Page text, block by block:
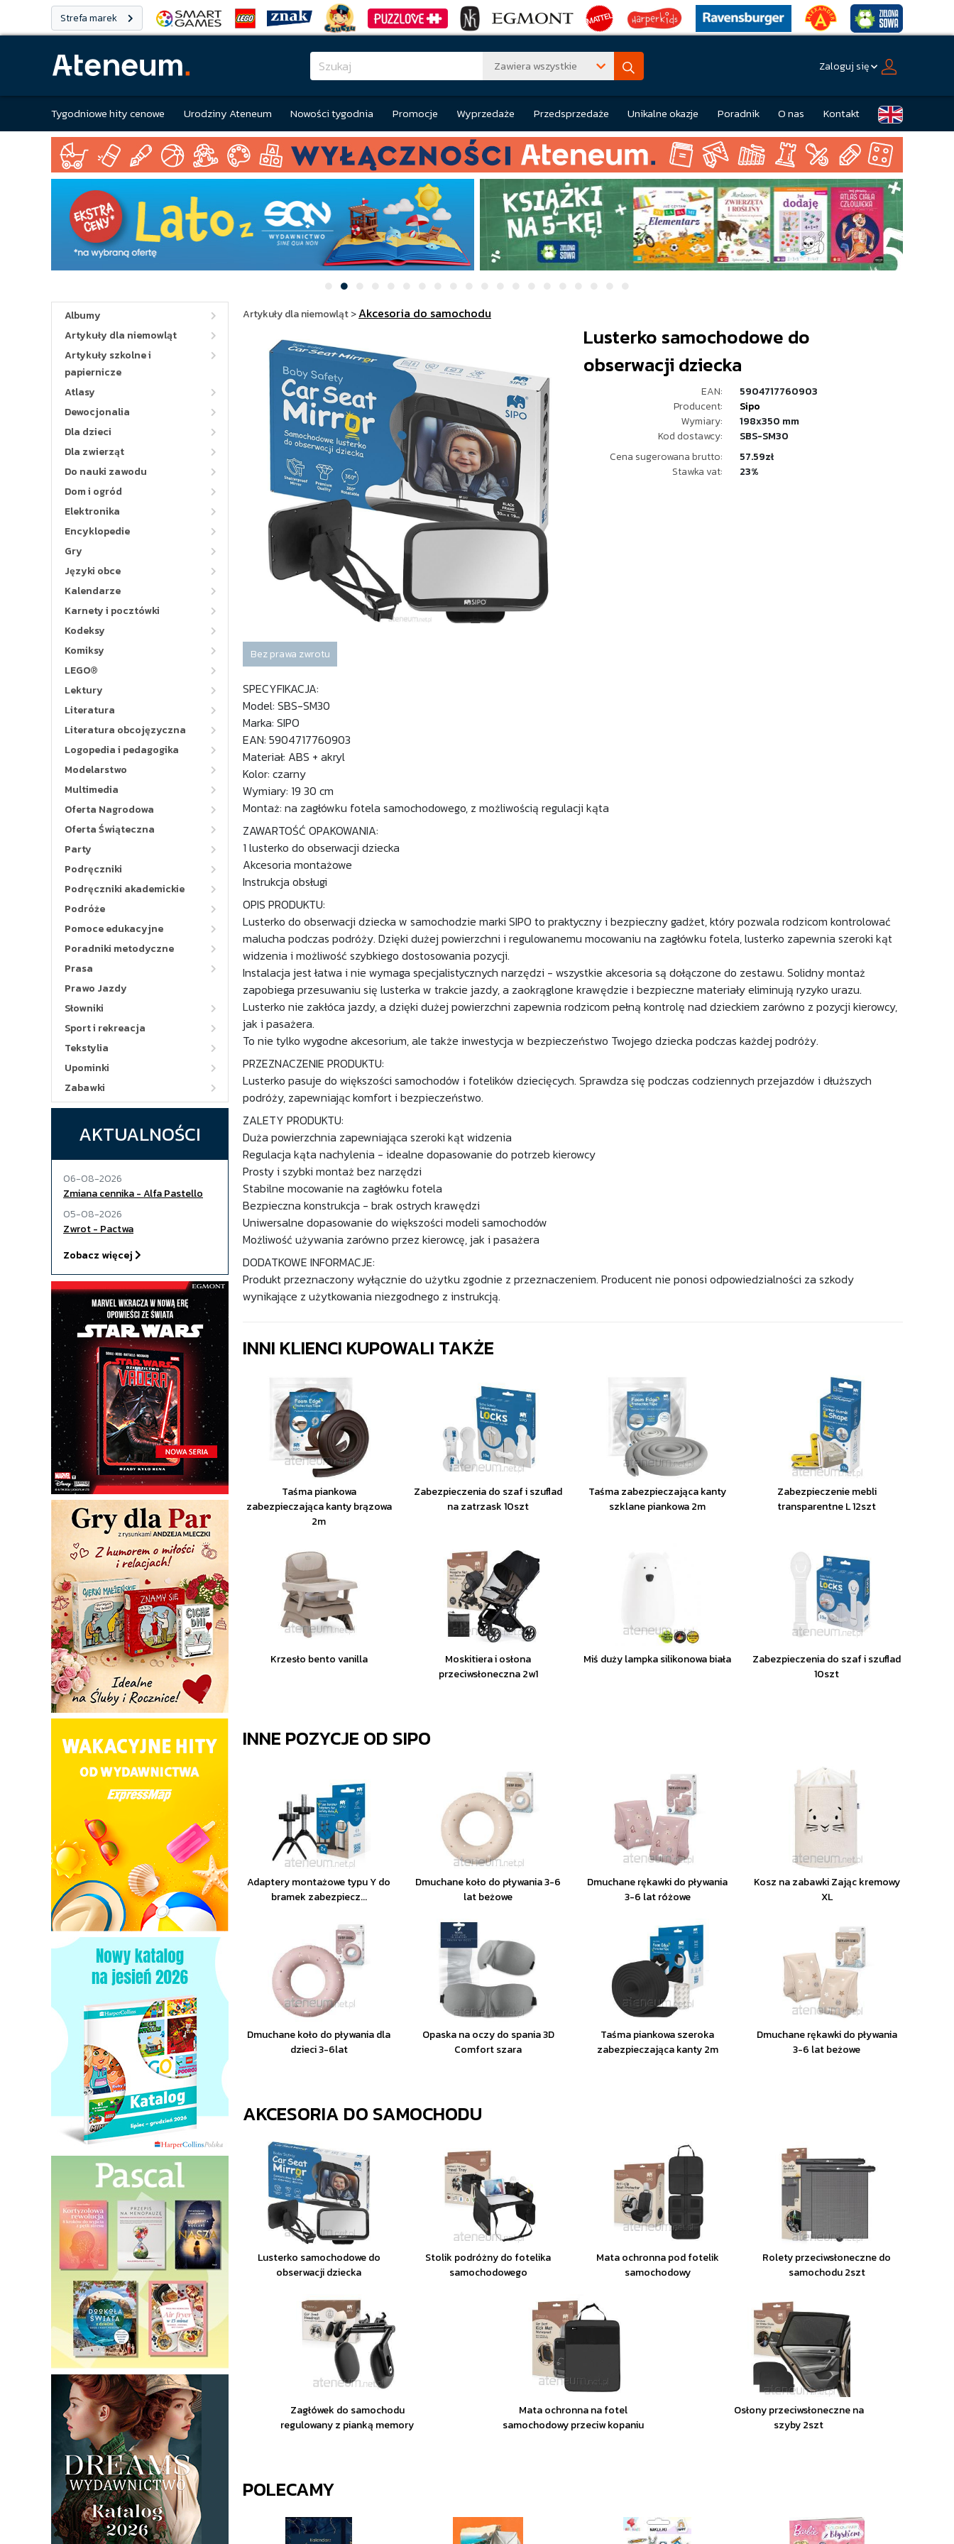
Strefa marek
Zawiera wszystkie Zaloguj się
Tygodniowe hity cenowe Urodziny Ateneum Nowości tygodnia Promocje Wyprzedaże Przedsprzedaże Unikalne okazje Poradnik O nas Kontakt
Albumy
Artykuły dla niemowląt
Artykuły szkolne i
papiernicze
Atlasy
Dewocjonalia
Dla dzieci
Dla zwierząt
Do nauki zawodu
Dom i ogród
Elektronika
Encyklopedie
Gry
Języki obce
Kalendarze
Karnety i pocztówki
Kodeksy
Komiksy
LEGO®
Lektury
Literatura
Literatura obcojęzyczna
Logopedia i pedagogika
Modelarstwo
Multimedia
Oferta Nagrodowa
Oferta Świąteczna
Party
Podręczniki
Podręczniki akademickie
Podróże
Pomoce edukacyjne
Poradniki metodyczne
Prasa
Prawo Jazdy
Słowniki
Sport i rekreacja
Tekstylia
Upominki
Zabawki
AKTUALNOŚCI
06-08-2026
Zmiana cennika - Alfa Pastello
05-08-2026
Zwrot - Pactwa
Zobacz więcej
Artykuły dla niemowląt>Akcesoria do samochodu
Lusterko samochodowe do
obserwacji dziecka
EAN:
5904717760903
Producent:
Sipo
Wymiary:
198x350 mm
Kod dostawcy:
SBS-SM30
Cena sugerowana brutto:
57.59zł
Stawka vat:
23%
Bez prawa zwrotu
SPECYFIKACJA:
Model: SBS-SM30
Marka: SIPO
EAN: 5904717760903
Materiał: ABS + akryl
Kolor: czarny
Wymiary: 19 30 cm
Montaż: na zagłówku fotela samochodowego, z możliwością regulacji kąta
ZAWARTOŚĆ OPAKOWANIA:
1 lusterko do obserwacji dziecka
Akcesoria montażowe
Instrukcja obsługi
OPIS PRODUKTU:
Lusterko do obserwacji dziecka w samochodzie marki SIPO to praktyczny i bezpieczny gadżet, który pozwala rodzicom kontrolować
malucha podczas podróży. Dzięki dużej powierzchni i regulowanemu mocowaniu na zagłówku fotela, lusterko zapewnia szeroki kąt
widzenia i możliwość szybkiego dostosowania pozycji.
Instalacja jest łatwa i nie wymaga specjalistycznych narzędzi - wszystkie akcesoria są dołączone do zestawu. Solidny montaż
zapobiega przesuwaniu się lusterka w trakcie jazdy, a zaokrąglone krawędzie i bezpieczne materiały eliminują ryzyko urazu.
Lusterko nie zakłóca jazdy, a dzięki dużej powierzchni zapewnia rodzicom pełną kontrolę nad dzieckiem zarówno z pozycji kierowcy,
jak i pasażera.
To nie tylko wygodne akcesorium, ale także inwestycja w bezpieczeństwo Twojego dziecka podczas każdej podróży.
PRZEZNACZENIE PRODUKTU:
Lusterko pasuje do większości samochodów i fotelików dziecięcych. Sprawdza się podczas codziennych przejazdów i dłuższych
podróży, zapewniając komfort i bezpieczeństwo.
ZALETY PRODUKTU:
Duża powierzchnia zapewniająca szeroki kąt widzenia
Regulacja kąta nachylenia - idealne dopasowanie do potrzeb kierowcy
Prosty i szybki montaż bez narzędzi
Stabilne mocowanie na zagłówku fotela
Bezpieczna konstrukcja - brak ostrych krawędzi
Uniwersalne dopasowanie do większości modeli samochodów
Możliwość używania zarówno przez kierowcę, jak i pasażera
DODATKOWE INFORMACJE:
Produkt przeznaczony wyłącznie do użytku zgodnie z przeznaczeniem. Producent nie ponosi odpowiedzialności za szkody
wynikające z użytkowania niezgodnego z instrukcją.
INNI KLIENCI KUPOWALI TAKŻE
Taśma piankowa
zabezpieczająca kanty brązowa
2m
Zabezpieczenia do szaf i szuflad
na zatrzask 10szt
Taśma zabezpieczająca kanty
szklane piankowa 2m
Zabezpieczenie mebli
transparentne L 12szt
Krzesło bento vanilla
Moskitiera i osłona
przeciwsłoneczna 2w1
Miś duży lampka silikonowa biała
Zabezpieczenia do szaf i szuflad
10szt
INNE POZYCJE OD SIPO
Adaptery montażowe typu Y do
bramek zabezpiecz...
Dmuchane koło do pływania 3-6
lat beżowe
Dmuchane rękawki do pływania
3-6 lat różowe
Kosz na zabawki Zając kremowy
XL
Dmuchane koło do pływania dla
dzieci 3-6lat
Opaska na oczy do spania 3D
Comfort szara
Taśma piankowa szeroka
zabezpieczająca kanty 2m
Dmuchane rękawki do pływania
3-6 lat beżowe
AKCESORIA DO SAMOCHODU
Lusterko samochodowe do
obserwacji dziecka
Stolik podróżny do fotelika
samochodowego
Mata ochronna pod fotelik
samochodowy
Rolety przeciwsłoneczne do
samochodu 2szt
Zagłówek do samochodu
regulowany z pianką memory
Mata ochronna na fotel
samochodowy przeciw kopaniu
Osłony przeciwsłoneczne na
szyby 2szt
POLECAMY